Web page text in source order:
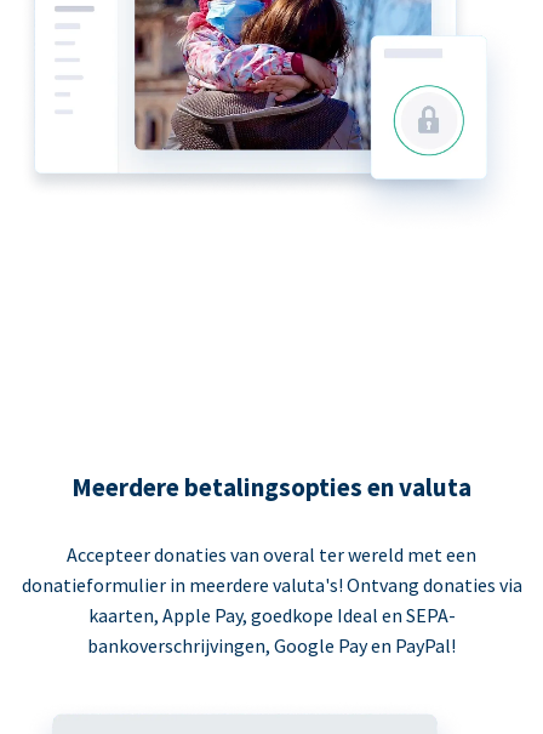
Meerdere betalingsopties en valuta
Accepteer donaties van overal ter wereld met een
donatieformulier in meerdere valuta's! Ontvang donaties via
kaarten, Apple Pay, goedkope Ideal en SEPA-
bankoverschrijvingen, Google Pay en PayPal!